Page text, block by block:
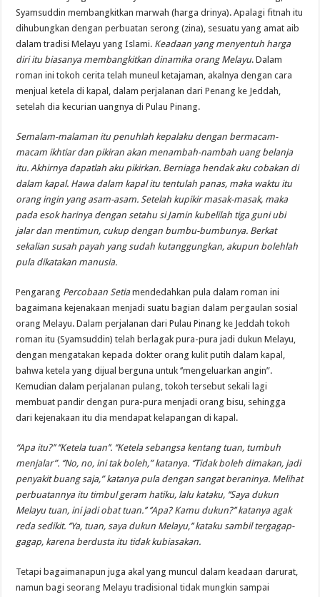
Syamsuddin membangkitkan marwah (harga drinya). Apalagi fitnah itu
dihubungkan dengan perbuatan serong (zina), sesuatu yang amat aib
dalam tradisi Melayu yang Islami. Keadaan yang menyentuh harga
diri itu biasanya membangkitkan dinamika orang Melayu. Dalam
roman ini tokoh cerita telah muneul ketajaman, akalnya dengan cara
menjual ketela di kapal, dalam perjalanan dari Penang ke Jeddah,
setelah dia kecurian uangnya di Pulau Pinang.
Semalam-malaman itu penuhlah kepalaku dengan bermacam-
macam ikhtiar dan pikiran akan menambah-nambah uang belanja
itu. Akhirnya dapatlah aku pikirkan. Berniaga hendak aku cobakan di
dalam kapal. Hawa dalam kapal itu tentulah panas, maka waktu itu
orang ingin yang asam-asam. Setelah kupikir masak-masak, maka
pada esok harinya dengan setahu si Jamin kubelilah tiga guni ubi
jalar dan mentimun, cukup dengan bumbu-bumbunya. Berkat
sekalian susah payah yang sudah kutanggungkan, akupun bolehlah
pula dikatakan manusia.
Pengarang Percobaan Setiamendedahkan pula dalam roman ini
bagaimana kejenakaan menjadi suatu bagian dalam pergaulan sosial
orang Melayu. Dalam perjalanan dari Pulau Pinang ke Jeddah tokoh
roman itu (Syamsuddin) telah berlagak pura-pura jadi dukun Melayu,
dengan mengatakan kepada dokter orang kulit putih dalam kapal,
bahwa ketela yang dijual berguna untuk ‘’mengeluarkan angin”.
Kemudian dalam perjalanan pulang, tokoh tersebut sekali lagi
membuat pandir dengan pura-pura menjadi orang bisu, sehingga
dari kejenakaan itu dia mendapat kelapangan di kapal.
“Apa itu?’’ ‘’Ketela tuan’’. ‘’Ketela sebangsa kentang tuan, tumbuh
menjalar”. ‘’No, no, ini tak boleh,” katanya. ‘’Tidak boleh dimakan, jadi
penyakit buang saja,” katanya pula dengan sangat beraninya. Melihat
perbuatannya itu timbul geram hatiku, lalu kataku, ‘’Saya dukun
Melayu tuan, ini jadi obat tuan.’’ ‘’Apa? Kamu dukun?’’ katanya agak
reda sedikit. ‘’Ya, tuan, saya dukun Melayu,’’ kataku sambil tergagap-
gagap, karena berdusta itu tidak kubiasakan.
Tetapi bagaimanapun juga akal yang muncul dalam keadaan darurat,
namun bagi seorang Melayu tradisional tidak mungkin sampai